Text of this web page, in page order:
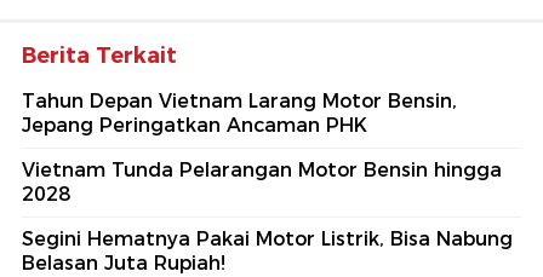
Berita Terkait
Tahun Depan Vietnam Larang Motor Bensin,
Jepang Peringatkan Ancaman PHK
Vietnam Tunda Pelarangan Motor Bensin hingga
2028
Segini Hematnya Pakai Motor Listrik, Bisa Nabung
Belasan Juta Rupiah!